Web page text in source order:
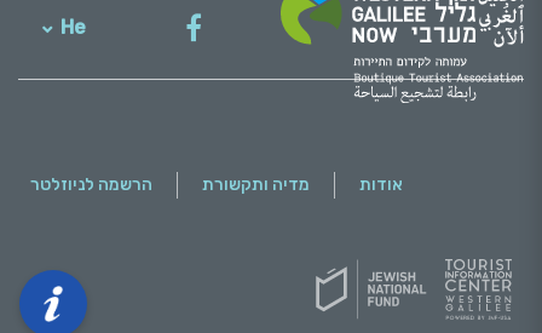
He
אודות מדיה ותקשורת הרשמה לניוזלטר